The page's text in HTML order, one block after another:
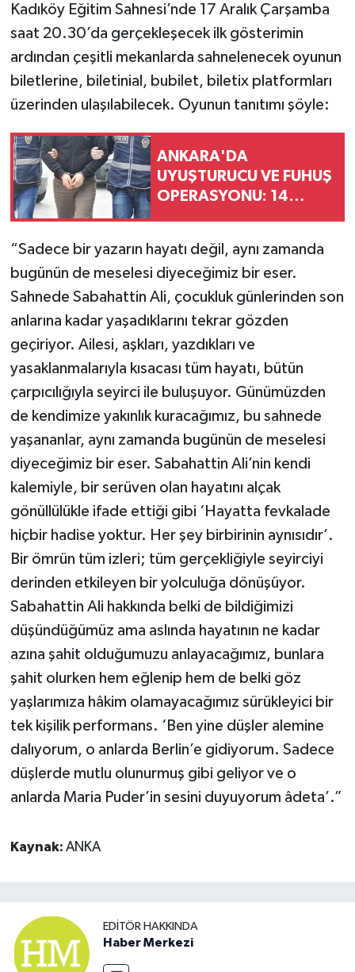
Kadıköy Eğitim Sahnesi’nde 17 Aralık Çarşamba
saat 20.30’da gerçekleşecek ilk gösterimin
ardından çeşitli mekanlarda sahnelenecek oyunun
biletlerine, biletinial, bubilet, biletix platformları
üzerinden ulaşılabilecek. Oyunun tanıtımı şöyle:
ANKARA'DA
UYUŞTURUCU VE FUHUŞ
OPERASYONU: 14
“Sadece bir yazarın hayatı değil, aynı zamanda
bugünün de meselesi diyeceğimiz bir eser.
Sahnede Sabahattin Ali, çocukluk günlerinden son
anlarına kadar yaşadıklarını tekrar gözden
geçiriyor. Ailesi, aşkları, yazdıkları ve
yasaklanmalarıyla kısacası tüm hayatı, bütün
çarpıcılığıyla seyirci ile buluşuyor. Günümüzden
de kendimize yakınlık kuracağımız, bu sahnede
yaşananlar, aynı zamanda bugünün de meselesi
diyeceğimiz bir eser. Sabahattin Ali’nin kendi
kalemiyle, bir serüven olan hayatını alçak
gönüllülükle ifade ettiği gibi ‘Hayatta fevkalade
hiçbir hadise yoktur. Her şey birbirinin aynısıdır’.
Bir ömrün tüm izleri; tüm gerçekliğiyle seyirciyi
derinden etkileyen bir yolculuğa dönüşüyor.
Sabahattin Ali hakkında belki de bildiğimizi
düşündüğümüz ama aslında hayatının ne kadar
azına şahit olduğumuzu anlayacağımız, bunlara
şahit olurken hem eğlenip hem de belki göz
yaşlarımıza hâkim olamayacağımız sürükleyici bir
tek kişilik performans. ‘Ben yine düşler alemine
dalıyorum, o anlarda Berlin’e gidiyorum. Sadece
düşlerde mutlu olunurmuş gibi geliyor ve o
anlarda Maria Puder’in sesini duyuyorum âdeta’.”
Kaynak: ANKA
EDITÖR HAKKINDA
Haber Merkezi